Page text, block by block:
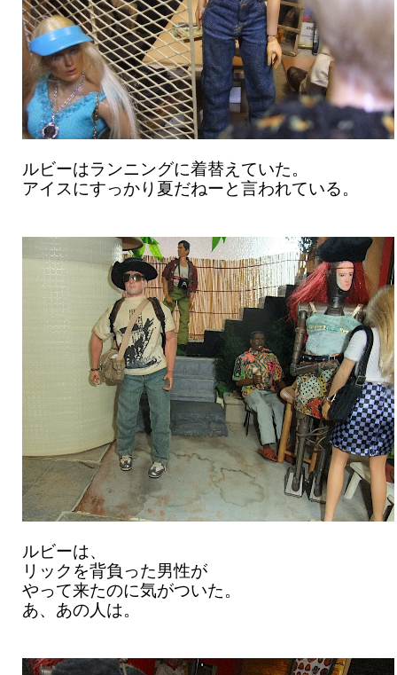
ルビーはランニングに着替えていた。
アイスにすっかり夏だねーと言われている。
ルビーは、
リックを背負った男性が
やって来たのに気がついた。
あ、あの人は。